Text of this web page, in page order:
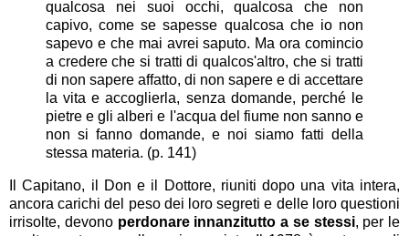
qualcosa nei suoi occhi, qualcosa che non
capivo, come se sapesse qualcosa che io non
sapevo e che mai avrei saputo. Ma ora comincio
a credere che si tratti di qualcos'altro, che si tratti
di non sapere affatto, di non sapere e di accettare
la vita e accoglierla, senza domande, perché le
pietre e gli alberi e l'acqua del fiume non sanno e
non si fanno domande, e noi siamo fatti della
stessa materia. (p. 141)
Il Capitano, il Don e il Dottore, riuniti dopo una vita intera,
ancora carichi del peso dei loro segreti e delle loro questioni
irrisolte, devono perdonare innanzitutto a se stessi, per le